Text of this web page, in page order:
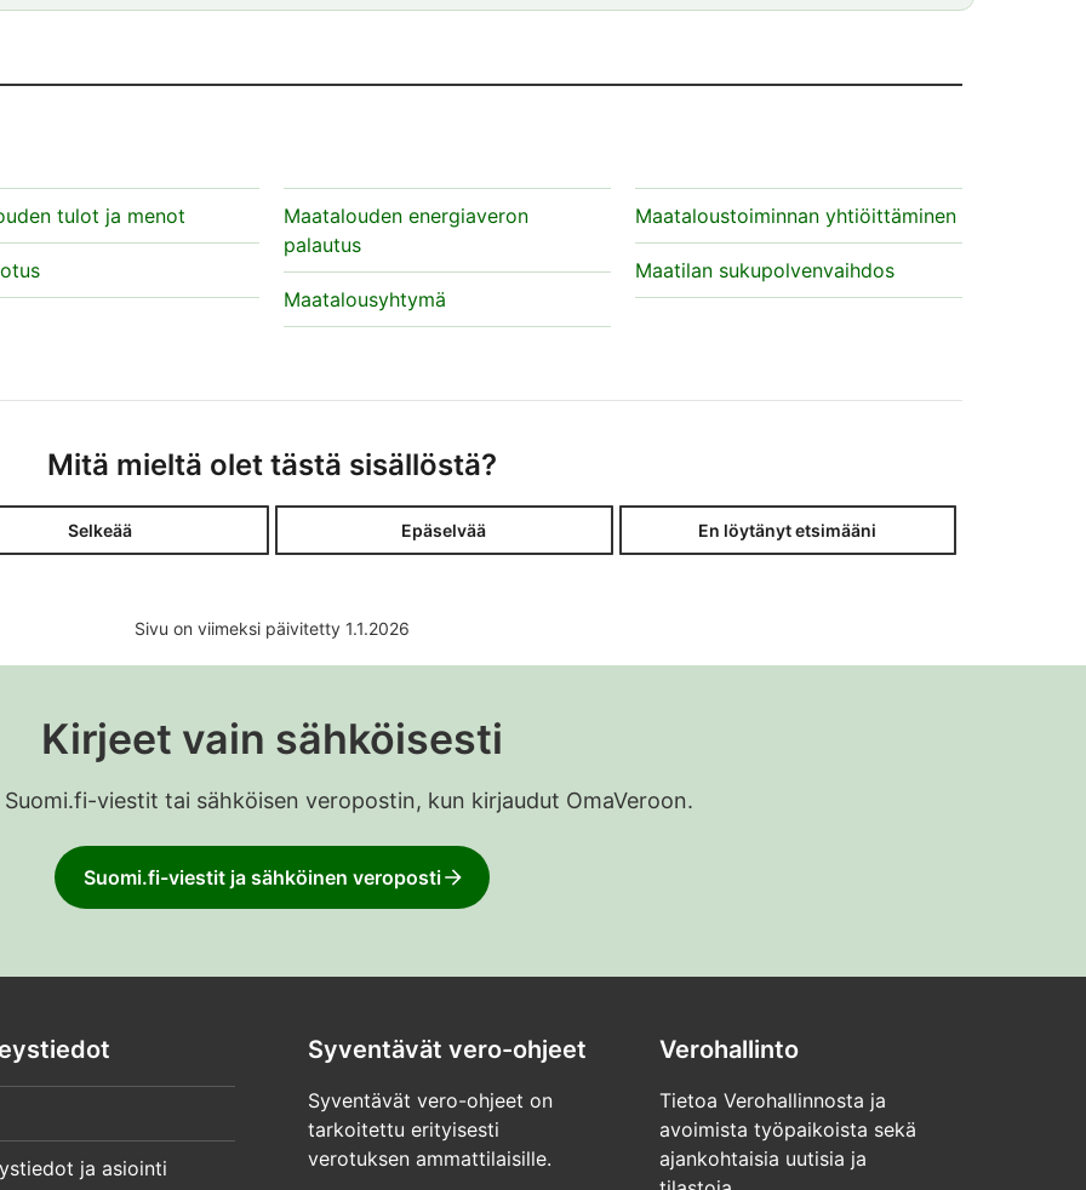
tulot ja menot
Maatalouden energiaveron
palautus
Maatalousyhtymä
Maataloustoiminnan yhtiöittäminen
Maatilan sukupolvenvaihdos
Mitä mieltä olet tästä sisällöstä?
Selkeää Epäselvää En löytänyt etsimääni
Sivu on viimeksi päivitetty 1.1.2026
Kirjeet vain sähköisesti
viestit tai sähköisen veropostin, kun kirjaudut OmaVeroon.
Suomi.fi-viestit ja sähköinen veroposti
ja asiointi
Syventävät vero-ohjeet
Syventävät vero-ohjeet on
tarkoitettu erityisesti
verotuksen ammattilaisille.
Verohallinto
Tietoa Verohallinnosta ja
avoimista työpaikoista sekä
ajankohtaisia uutisia ja